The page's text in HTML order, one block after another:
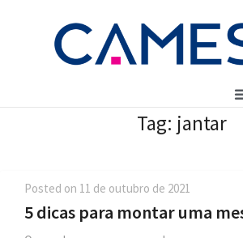
Tag: jantar
Posted on 11 de outubro de 2021
5 dicas para montar uma